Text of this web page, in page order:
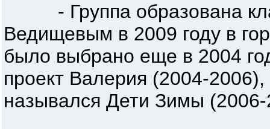
- Группа образована
Ведищевым в 2009 году в
было выбрано еще в 2004
проект Валерия (2004-
назывался Дети Зимы